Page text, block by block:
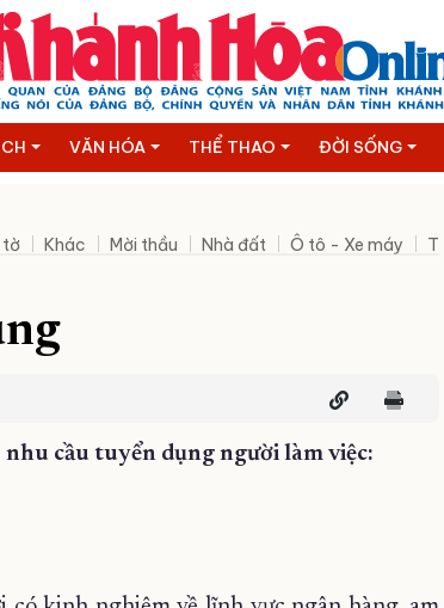
VĂN HÓA THỂ THAO ĐỜI SỐNG
tờ Khác Mời thầu Nhà đất Ô tô - Xe máy
cầu tuyển dụng người làm việc: